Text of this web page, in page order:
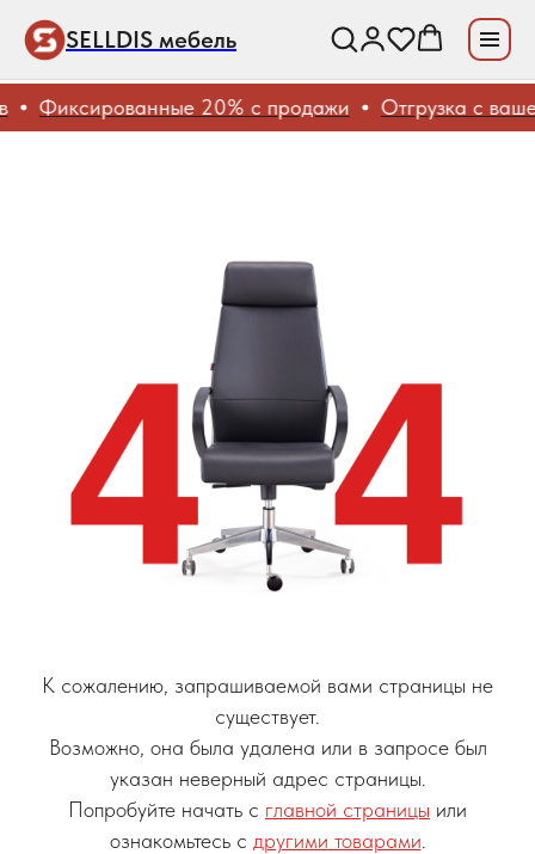
SELLDIS мебель
Фиксированные 20% с продажи Отгрузка с
К сожалению, запрашиваемой вами страницы не
существует.
Возможно, она была удалена или в запросе был
указан неверный адрес страницы.
Попробуйте начать с главной страницы или
ознакомьтесь с другими товарами